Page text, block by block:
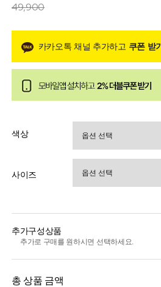
49,900
카카오톡 채널 추가하고 쿠폰 받기
색상
사이즈
추가구성상품
추가로 구매를 원하시면 선택하세요.
총 상품 금액